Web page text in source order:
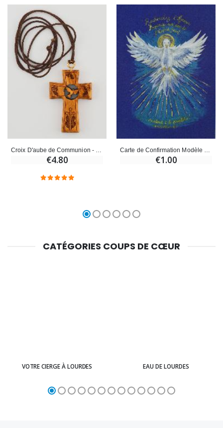
€4.80 €1.00
CATÉGORIES COUPS DE CŒUR
VOTRE CIERGE À LOURDES EAU DE LOURDES